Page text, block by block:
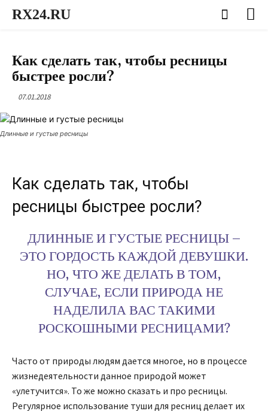
RX24.RU
Как сделать так, чтобы ресницы
быстрее росли?
07.01.2018
Длинные и густые ресницы
Как сделать так, чтобы
ресницы быстрее росли?
ДЛИННЫЕ И ГУСТЫЕ РЕСНИЦЫ –
ЭТО ГОРДОСТЬ КАЖДОЙ ДЕВУШКИ.
НО, ЧТО ЖЕ ДЕЛАТЬ В ТОМ,
СЛУЧАЕ, ЕСЛИ ПРИРОДА НЕ
НАДЕЛИЛА ВАС ТАКИМИ
РОСКОШНЫМИ РЕСНИЦАМИ?
Часто от природы людям дается многое, но в процессе
жизнедеятельности данное природой может
«улетучится». То же можно сказать и про ресницы.
Регулярное использование туши для ресниц делает их